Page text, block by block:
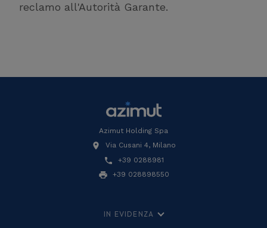
reclamo all'Autorità Garante.
Azimut Holding Spa
Via Cusani 4, Milano
+39 0288981
+39 028898550
IN EVIDENZA